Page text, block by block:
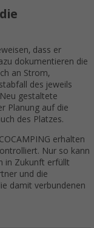
dass er
dokumentieren die
an Strom,
des jeweils
gestaltete
Planung auf die
des Platzes.
erhalten
Nur so kann
in Zukunft erfüllt
und die
damit verbundenen